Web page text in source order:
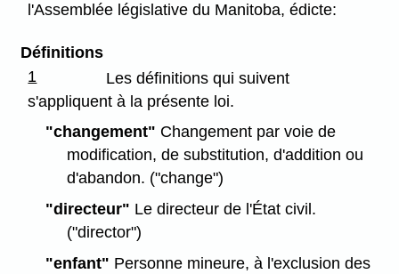
l'Assemblée législative du Manitoba, édicte:
Définitions
1
Les définitions qui suivent
s'appliquent à la présente loi.
"changement" Changement par voie de
modification, de substitution, d'addition ou
d'abandon. ("change")
"directeur" Le directeur de l'État civil.
("director")
"enfant" Personne mineure, à l'exclusion des